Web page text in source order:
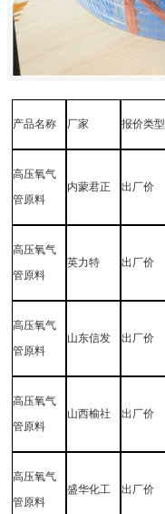
产品名称 厂家 报价类型
高压氧气
管原料
内蒙君正 出厂价
高压氧气
管原料
英力特 出厂价
高压氧气
管原料
山东信发 出厂价
高压氧气
管原料
山西榆社 出厂价
高压氧气
管原料
盛华化工 出厂价